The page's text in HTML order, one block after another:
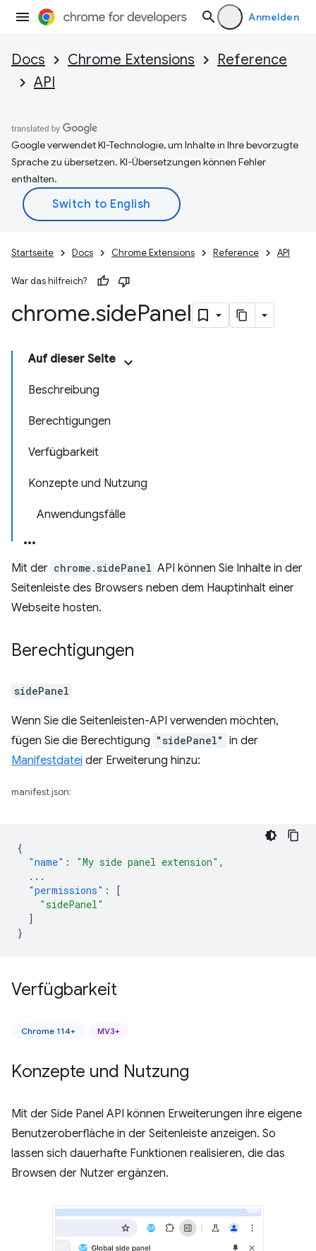
Anmelden
Docs Chrome Extensions
Reference
API
Google verwendet KI-Technologie, um Inhalte in Ihre bevorzugte
Sprache zu übersetzen. KI-Übersetzungen können Fehler
enthalten.
Startseite Docs Chrome Extensions Reference API
War das hilfreich?
chrome.sidePanel
Auf dieser Seite
Beschreibung
Berechtigungen
Verfügbarkeit
Konzepte und Nutzung
Anwendungsfälle
Mit der chrome.sidePanel API können Sie Inhalte in der
Seitenleiste des Browsers neben dem Hauptinhalt einer
Webseite hosten.
Berechtigungen
sidePanel
Wenn Sie die Seitenleisten-API verwenden möchten,
fügen Sie die Berechtigung "sidePanel" in der
Manifestdatei der Erweiterung hinzu:
manifest.json:
{
"name" : "My side panel extension" ,
...
"permissions" :
[
"sidePanel"
]
}
Verfügbarkeit
Chrome 114+ MV3+
Konzepte und Nutzung
Mit der Side Panel API können Erweiterungen ihre eigene
Benutzeroberfläche in der Seitenleiste anzeigen. So
lassen sich dauerhafte Funktionen realisieren, die das
Browsen der Nutzer ergänzen.